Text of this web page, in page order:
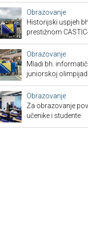
Obrazovanje
Historijski uspjeh
prestižnom
Obrazovanje
Mladi bh.
juniorskoj olimpijadi
Obrazovanje
Za obrazovanje
učenike i studente